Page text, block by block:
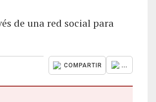
de una red social para
COMPARTIR ...